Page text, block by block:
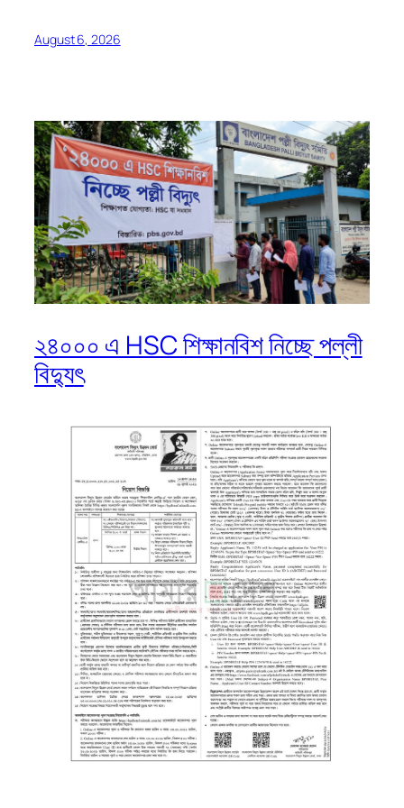
August 6, 2026
২৪০০০ এ HSC শিক্ষানবিশ নিচ্ছে পল্লী
বিদ্যুৎ